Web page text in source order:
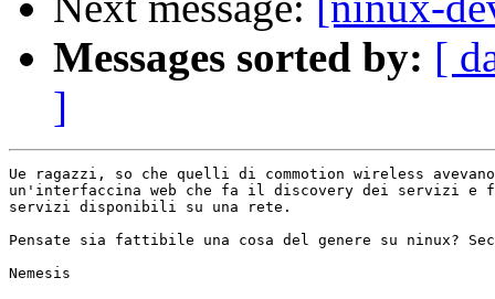
Messages sorted by: [
]
Ue ragazzi, so che quelli di commotion wireless
un'interfaccina web che fa il discovery dei servizi
servizi disponibili su una rete.
Pensate sia fattibile una cosa del genere su ninux?
Nemesis